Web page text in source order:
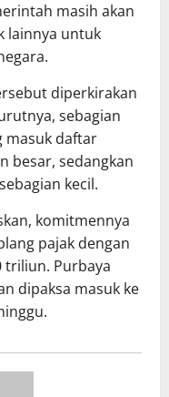
masih akan
lainnya untuk
diperkirakan
sebagian
masuk daftar
besar, sedangkan
kecil.
komitmennya
pajak dengan
triliun. Purbaya
dipaksa masuk ke